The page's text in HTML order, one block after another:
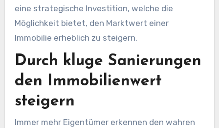
eine strategische Investition, welche die
Möglichkeit bietet, den Marktwert einer
Immobilie erheblich zu steigern.
Durch kluge Sanierungen
den Immobilienwert
steigern
Immer mehr Eigentümer erkennen den wahren